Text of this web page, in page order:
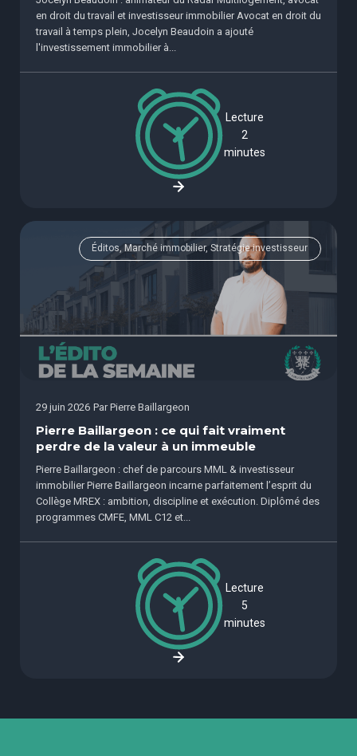
en droit du travail et investisseur immobilier Avocat en droit du
travail à temps plein, Jocelyn Beaudoin a ajouté
l'investissement immobilier à...
Lecture
2
minutes
Éditos, Marché immobilier, Stratégie investisseur
29 juin 2026 Par Pierre Baillargeon
Pierre Baillargeon : ce qui fait vraiment
perdre de la valeur à un immeuble
Pierre Baillargeon : chef de parcours MML & investisseur
immobilier Pierre Baillargeon incarne parfaitement l’esprit du
Collège MREX : ambition, discipline et exécution. Diplômé des
programmes CMFE, MML C12 et...
Lecture
5
minutes